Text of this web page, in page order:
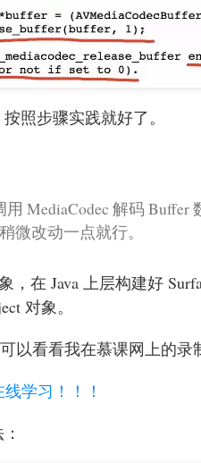
照步骤实践就好了。
用 MediaCodec 解码
微改动一点就行。
，在 Java 上层构建好
对象。
以看看我在慕课网上的录
学习！！！